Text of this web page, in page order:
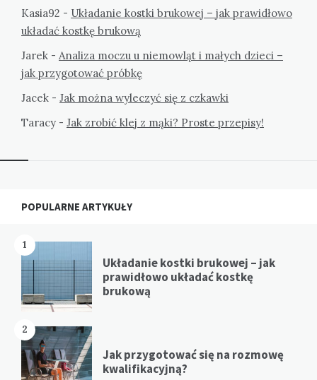
Kasia92 - Układanie kostki brukowej – jak prawidłowo
układać kostkę brukową
Jarek - Analiza moczu u niemowląt i małych dzieci –
jak przygotować próbkę
Jacek - Jak można wyleczyć się z czkawki
Taracy - Jak zrobić klej z mąki? Proste przepisy!
Widgets
POPULARNE ARTYKUŁY
1
Układanie kostki brukowej – jak
prawidłowo układać kostkę
brukową
2
Jak przygotować się na rozmowę
kwalifikacyjną?